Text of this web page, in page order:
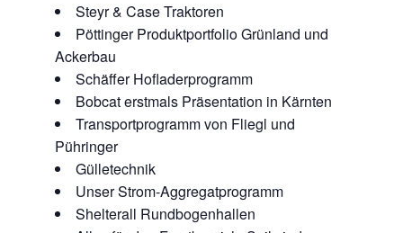
Steyr & Case Traktoren
Pöttinger Produktportfolio Grünland und
Ackerbau
Schäffer Hofladerprogramm
Bobcat erstmals Präsentation in Kärnten
Transportprogramm von Fliegl und
Pühringer
Gülletechnik
Unser Strom-Aggregatprogramm
Shelterall Rundbogenhallen